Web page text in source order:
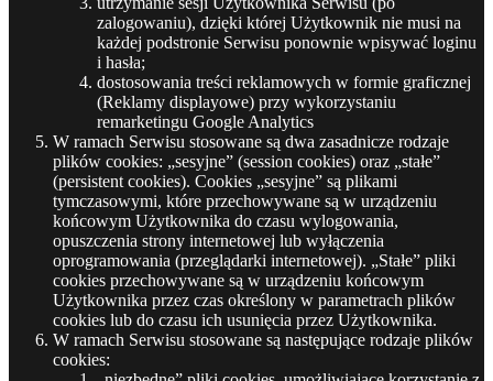
zalogowaniu), dzięki której Użytkownik nie musi na
każdej podstronie Serwisu ponownie wpisywać loginu
i hasła;
dostosowania treści reklamowych w formie graficznej
(Reklamy displayowe) przy wykorzystaniu
remarketingu Google Analytics
W ramach Serwisu stosowane są dwa zasadnicze rodzaje
plików cookies: „sesyjne” (session cookies) oraz „stałe”
(persistent cookies). Cookies „sesyjne” są plikami
tymczasowymi, które przechowywane są w urządzeniu
końcowym Użytkownika do czasu wylogowania,
opuszczenia strony internetowej lub wyłączenia
oprogramowania (przeglądarki internetowej). „Stałe” pliki
cookies przechowywane są w urządzeniu końcowym
Użytkownika przez czas określony w parametrach plików
cookies lub do czasu ich usunięcia przez Użytkownika.
W ramach Serwisu stosowane są następujące rodzaje plików
cookies: